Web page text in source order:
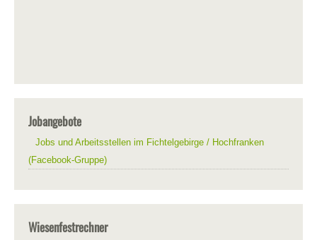
Jobangebote
Jobs und Arbeitsstellen im Fichtelgebirge / Hochfranken
(Facebook-Gruppe)
Wiesenfestrechner